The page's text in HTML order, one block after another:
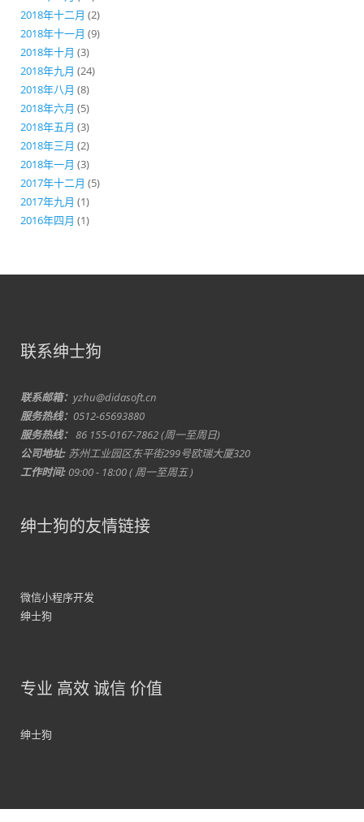
2018年十二月 (2)
2018年十一月 (9)
2018年十月 (3)
2018年九月 (24)
2018年八月 (8)
2018年六月 (5)
2018年五月 (3)
2018年三月 (2)
2018年一月 (3)
2017年十二月 (5)
2017年九月 (1)
2016年四月 (1)
联系绅士狗
联系邮箱： yzhu@didasoft.cn
服务热线： 0512-65693880
服务热线： 86 155-0167-7862 (周一至周日)
公司地址: 苏州工业园区东平街299号欧瑞大厦320
工作时间: 09:00 - 18:00 ( 周一至周五 )
绅士狗的友情链接
微信小程序开发
绅士狗
专业 高效 诚信 价值
绅士狗